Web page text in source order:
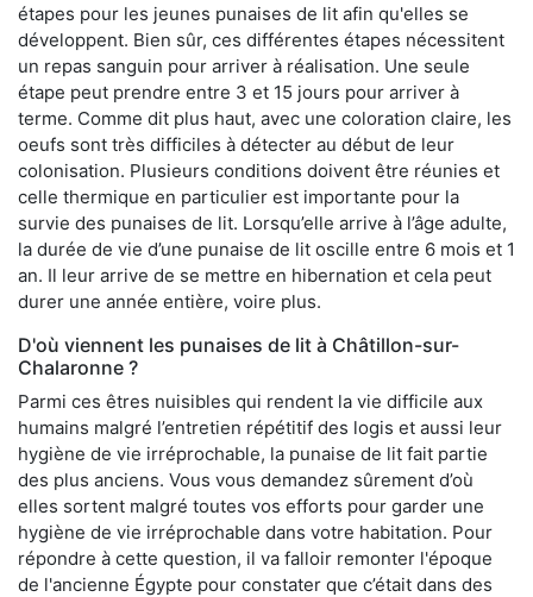
étapes pour les jeunes punaises de lit afin qu'elles se
développent. Bien sûr, ces différentes étapes nécessitent
un repas sanguin pour arriver à réalisation. Une seule
étape peut prendre entre 3 et 15 jours pour arriver à
terme. Comme dit plus haut, avec une coloration claire, les
oeufs sont très difficiles à détecter au début de leur
colonisation. Plusieurs conditions doivent être réunies et
celle thermique en particulier est importante pour la
survie des punaises de lit. Lorsqu’elle arrive à l’âge adulte,
la durée de vie d’une punaise de lit oscille entre 6 mois et 1
an. Il leur arrive de se mettre en hibernation et cela peut
durer une année entière, voire plus.
D'où viennent les punaises de lit à Châtillon-sur-
Chalaronne ?
Parmi ces êtres nuisibles qui rendent la vie difficile aux
humains malgré l’entretien répétitif des logis et aussi leur
hygiène de vie irréprochable, la punaise de lit fait partie
des plus anciens. Vous vous demandez sûrement d’où
elles sortent malgré toutes vos efforts pour garder une
hygiène de vie irréprochable dans votre habitation. Pour
répondre à cette question, il va falloir remonter l'époque
de l'ancienne Égypte pour constater que c’était dans des